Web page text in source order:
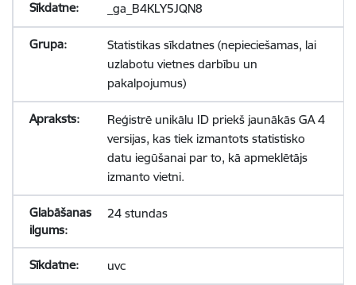
_ga_B4KLY5JQN8
Statistikas sīkdatnes (nepieciešamas, lai
uzlabotu vietnes darbību un
pakalpojumus)
Reģistrē unikālu ID priekš jaunākās GA 4
versijas, kas tiek izmantots statistisko
datu iegūšanai par to, kā apmeklētājs
izmanto vietni.
24 stundas
uvc